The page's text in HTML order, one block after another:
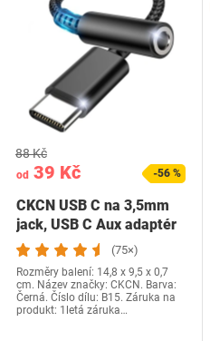
od 39 Kč
88 Kč
-56 %
CKCN USB C na 3,5mm
jack, USB C Aux adaptér
na sluchátka…
(75×)
Rozměry balení: 14,8 x 9,5 x 0,7
cm. Název značky: CKCN. Barva:
Černá. Číslo dílu: B15. Záruka na
produkt: 1letá záruka…